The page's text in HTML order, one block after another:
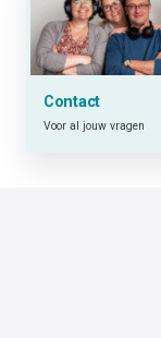
Contact
Voor al jouw vragen